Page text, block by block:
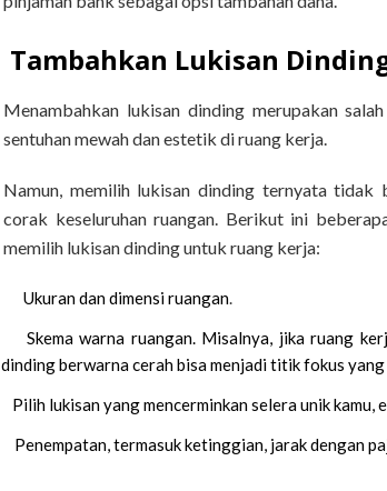
Tambahkan Lukisan
Menambahkan lukisan dinding merupakan
sentuhan mewah dan estetik di ruang kerja.
Namun, memilih lukisan dinding ternyata tidak
corak keseluruhan ruangan. Berikut ini
memilih lukisan dinding untuk ruang kerja:
Ukuran dan dimensi ruangan.
Skema warna ruangan. Misalnya, jika ruang
dinding berwarna cerah bisa menjadi titik fokus yang
Pilih lukisan yang mencerminkan selera unik kamu,
Penempatan, termasuk ketinggian, jarak dengan